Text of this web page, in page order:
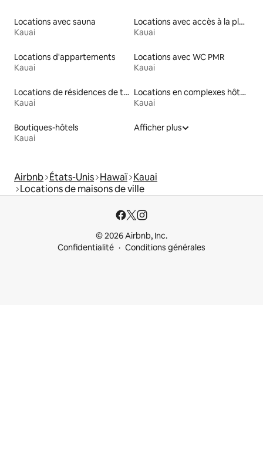
Locations avec sauna
Kauai
Locations avec accès à la plage
Kauai
Locations d'appartements
Kauai
Locations avec WC PMR
Kauai
Locations de résidences de tourisme
Kauai
Locations en complexes hôteliers
Kauai
Boutiques-hôtels
Kauai
Afficher plus
Airbnb États-Unis Hawaï Kauai
Locations de maisons de ville
© 2026 Airbnb, Inc.
Confidentialité
Conditions générales